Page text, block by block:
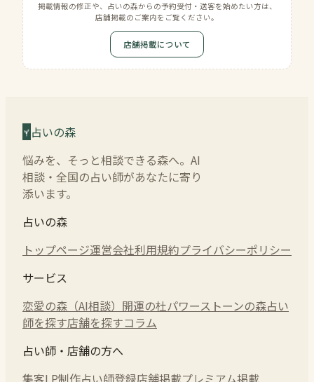
掲載情報の修正や、占いの森からの予約受付・送客を始めたい方は、
店舗掲載のご案内をご覧ください。
店舗掲載について
占いの森
悩みを、そっと相談できる森へ。AI
相談・全国の占い師があなたに寄り
添います。
占いの森
トップページ運営会社利用規約プライバシーポリシー
サービス
恋愛の森（AI相談） 開運の杜パワーストーンの森占い
師を探す店舗を探すコラム
占い師・店舗の方へ
集客LP制作占い師登録店舗掲載プレミアム掲載